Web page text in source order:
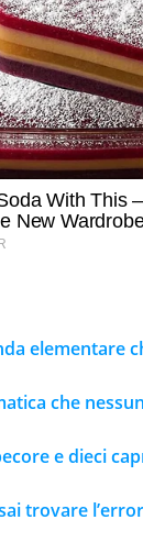
elementare
che
e dieci
trovare